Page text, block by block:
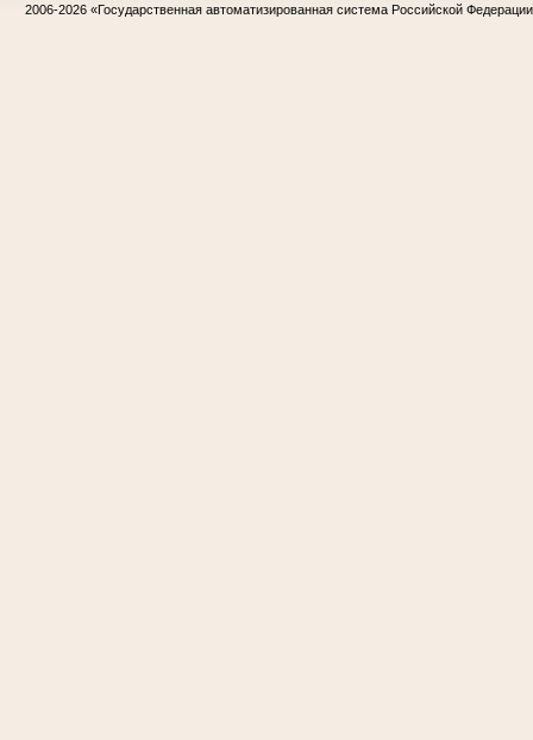
2006-2026 «Государственная автоматизированная система Российской